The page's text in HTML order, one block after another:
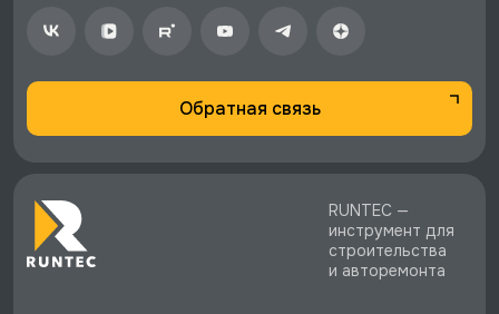
экспертная поддержка.
Обратная связь
RUNTEC —
инструмент для
строительства
и авторемонта